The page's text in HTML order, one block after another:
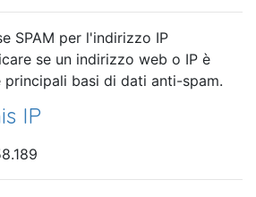
SPAM per l'indirizzo IP
se un indirizzo web o IP è
principali basi di dati anti-spam.
IP